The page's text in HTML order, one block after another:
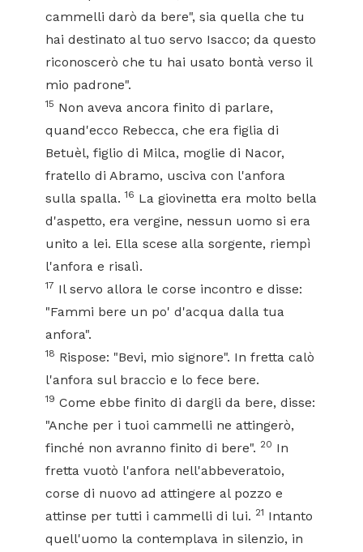
cammelli darò da bere", sia quella che tu
hai destinato al tuo servo Isacco; da questo
riconoscerò che tu hai usato bontà verso il
mio padrone".
15 Non aveva ancora finito di parlare,
quand'ecco Rebecca, che era figlia di
Betuèl, figlio di Milca, moglie di Nacor,
fratello di Abramo, usciva con l'anfora
sulla spalla.16 La giovinetta era molto bella
d'aspetto, era vergine, nessun uomo si era
unito a lei. Ella scese alla sorgente, riempì
l'anfora e risalì.
17 Il servo allora le corse incontro e disse:
"Fammi bere un po' d'acqua dalla tua
anfora".
18 Rispose: "Bevi, mio signore". In fretta calò
l'anfora sul braccio e lo fece bere.
19 Come ebbe finito di dargli da bere, disse:
"Anche per i tuoi cammelli ne attingerò,
finché non avranno finito di bere". 20 In
fretta vuotò l'anfora nell'abbeveratoio,
corse di nuovo ad attingere al pozzo e
attinse per tutti i cammelli di lui. 21 Intanto
quell'uomo la contemplava in silenzio, in